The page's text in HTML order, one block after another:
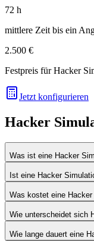
72 h
mittlere Zeit bis ein
2.500 €
Festpreis für Hacker
Jetzt konfigurieren
Hacker
Was ist eine Hacker
Ist eine Hacker
Was kostet eine
Wie unterscheidet sich
Wie lange dauert eine